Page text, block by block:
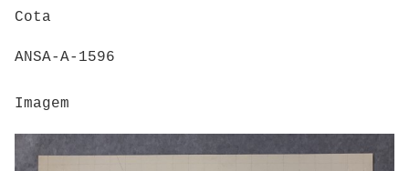
Cota
ANSA-A-1596
Imagem